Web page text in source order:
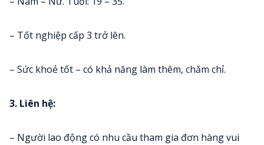
– Tốt nghiệp cấp 3 trở lên.
– Sức khoẻ tốt – có khả năng làm thêm, chăm chỉ.
3. Liên hệ:
– Người lao động có nhu cầu tham gia đơn hàng vui